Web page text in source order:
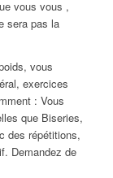
vous vous ,
sera pas la
vous
exercices
: Vous
que Biseries,
des répétitions,
Demandez de